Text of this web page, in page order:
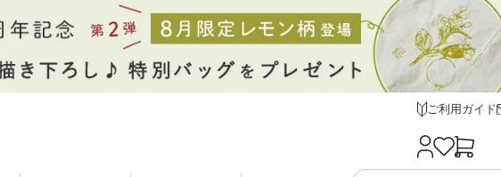
ご利用ガイド